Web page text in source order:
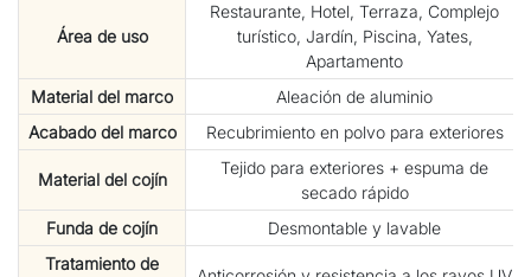
Área de uso
Restaurante, Hotel, Terraza, Complejo
turístico, Jardín, Piscina, Yates,
Apartamento
Material del marco
Aleación de aluminio
Acabado del marco
Recubrimiento en polvo para exteriores
Material del cojín
Tejido para exteriores + espuma de
secado rápido
Funda de cojín
Desmontable y lavable
Tratamiento de